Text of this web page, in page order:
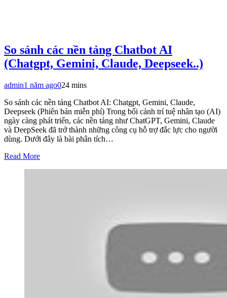
So sánh các nền tảng Chatbot AI
(Chatgpt, Gemini, Claude, Deepseek..)
admin1 năm ago024 mins
So sánh các nền tảng Chatbot AI: Chatgpt, Gemini, Claude,
Deepseek (Phiên bản miễn phí) Trong bối cảnh trí tuệ nhân tạo (AI)
ngày càng phát triển, các nền tảng như ChatGPT, Gemini, Claude
và DeepSeek đã trở thành những công cụ hỗ trợ đắc lực cho người
dùng. Dưới đây là bài phân tích…
Read More